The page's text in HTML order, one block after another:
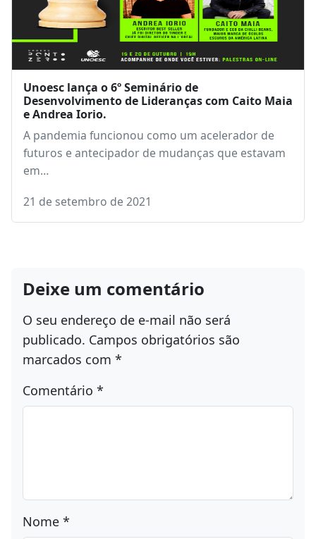
Unoesc lança o 6º Seminário de
Desenvolvimento de Lideranças com Caito Maia
e Andrea Iorio.
A pandemia funcionou como um acelerador de
futuros e antecipador de mudanças que estavam
em…
21 de setembro de 2021
Deixe um comentário
O seu endereço de e-mail não será
publicado. Campos obrigatórios são
marcados com *
Comentário *
Nome *